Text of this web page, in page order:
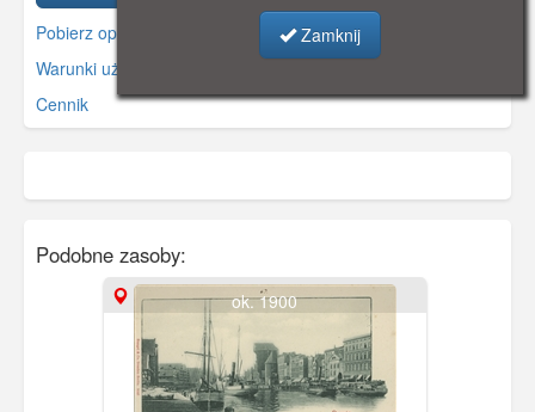
Pobierz opis
Warunki używania zasobów.
Cennik
Podobne zasoby:
ok. 1900
Zamknij